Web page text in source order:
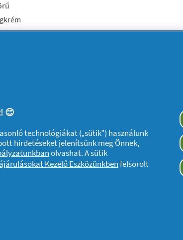
Kövessen minket:
😊
technológiákat („sütik”) használunk
hirdetéseket jelenítsünk meg Önnek,
olvashat. A sütik
Kezelő Eszközünkbenfelsorolt